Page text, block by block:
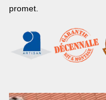
promet.